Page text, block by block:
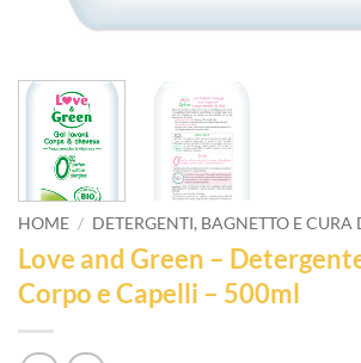
HOME / DETERGENTI, BAGNETTO E CURA
Love and Green –
Corpo e Capelli – 500ml